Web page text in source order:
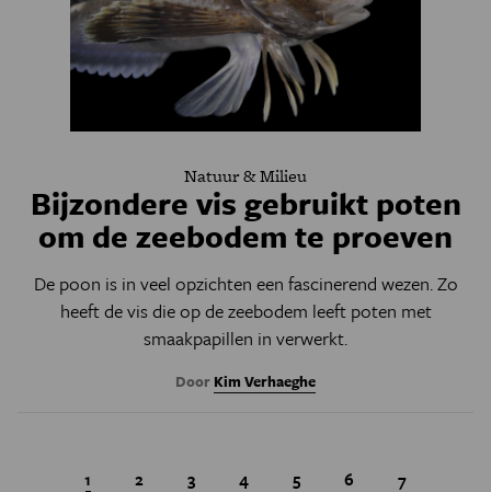
Natuur & Milieu
Bijzondere vis gebruikt poten
om de zeebodem te proeven
De poon is in veel opzichten een fascinerend wezen. Zo
heeft de vis die op de zeebodem leeft poten met
smaakpapillen in verwerkt.
Door Kim Verhaeghe
Huidige pagina
1 Page
2 Page
3 Page
4 Page
5 Page
6 Page
7